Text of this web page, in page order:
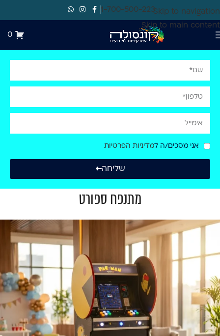
Skip to navigation
Skip to main content
1-700-500-223
0
אני מסכים/ה למדיניות הפרטיות
שליחה
מתנפח ספורט